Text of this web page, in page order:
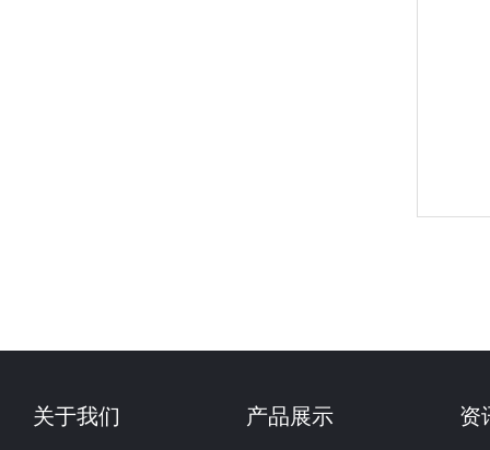
关于我们 产品展示 资